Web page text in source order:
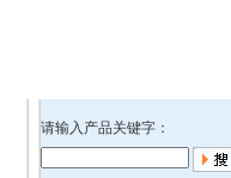
请输入产品关键字：